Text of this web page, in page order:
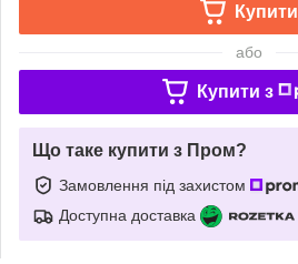
Купити
або
Купити з
Що таке купити з Пром?
Замовлення під захистом
Доступна доставка